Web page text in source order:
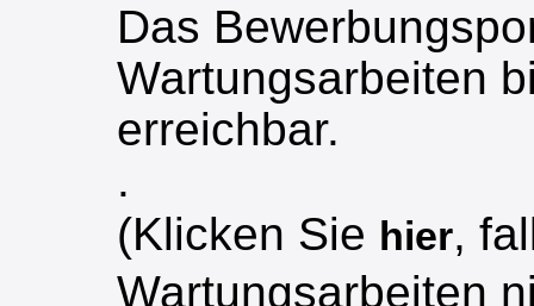
Das
Wartungsarbeiten
erreichbar.
.
(Klicken Sie hier,
Wartungsarbeiten